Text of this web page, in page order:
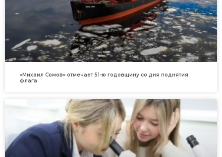
«Михаил Сомов» отмечает 51-ю годовщину со дня поднятия
флага